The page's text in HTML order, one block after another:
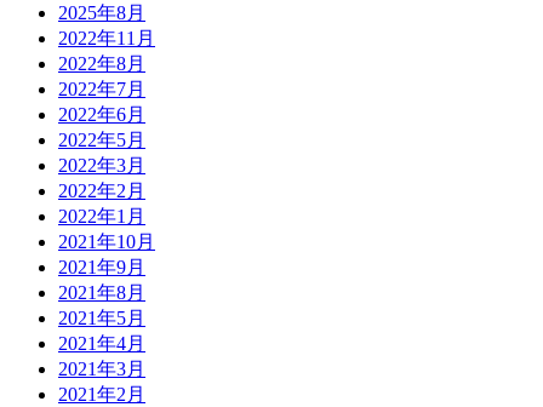
2025年8月
2022年11月
2022年8月
2022年7月
2022年6月
2022年5月
2022年3月
2022年2月
2022年1月
2021年10月
2021年9月
2021年8月
2021年5月
2021年4月
2021年3月
2021年2月